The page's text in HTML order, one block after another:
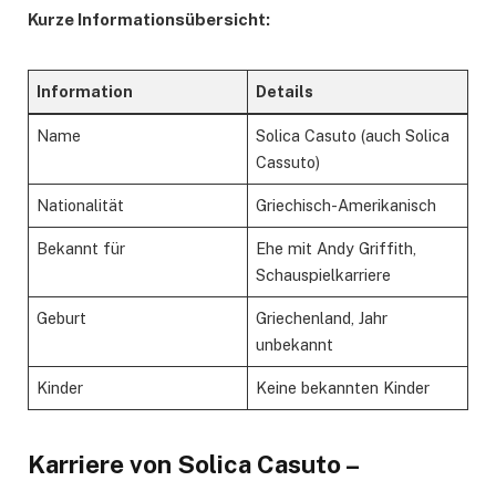
Kurze Informationsübersicht:
Information Details
Name
Solica Casuto (auch Solica
Cassuto)
Nationalität Griechisch-Amerikanisch
Bekannt für
Ehe mit Andy Griffith,
Schauspielkarriere
Geburt
Griechenland, Jahr
unbekannt
Kinder Keine bekannten Kinder
Karriere von Solica Casuto –